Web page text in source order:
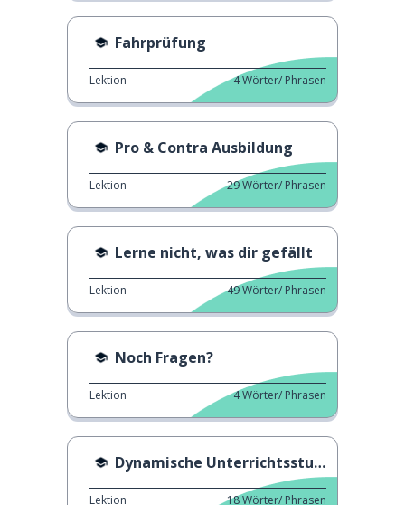
Fahrprüfung
Lektion 4Wörter/ Phrasen
Pro & Contra Ausbildung
Lektion 29Wörter/ Phrasen
Lerne nicht, was dir gefällt
Lektion 49Wörter/ Phrasen
Noch Fragen?
Lektion 4Wörter/ Phrasen
Dynamische Unterrichtsstunden
Lektion 18Wörter/ Phrasen